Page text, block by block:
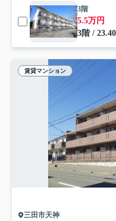
3階
5.5万円
3階 /
賃貸マンション
三田市天神